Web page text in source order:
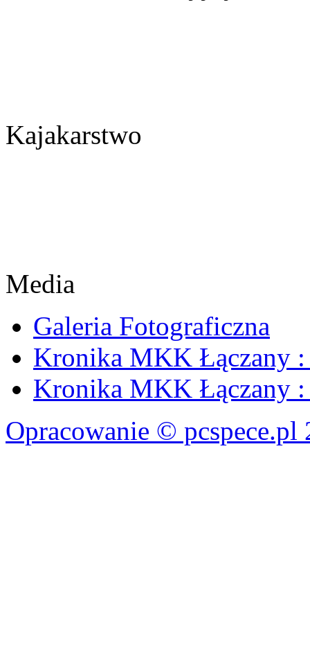
Kajakarstwo
Media
Galeria Fotograficzna
Kronika MKK Łączany :
Kronika MKK Łączany :
Opracowanie © pcspece.pl